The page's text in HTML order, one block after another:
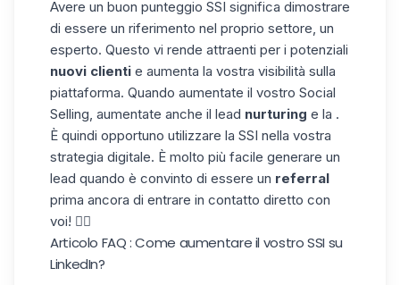
Avere un buon punteggio SSI significa dimostrare
di essere un riferimento nel proprio settore, un
esperto. Questo vi rende attraenti per i potenziali
nuovi clienti e aumenta la vostra visibilità sulla
piattaforma. Quando aumentate il vostro Social
Selling, aumentate anche il lead nurturing e la .
È quindi opportuno utilizzare la SSI nella vostra
strategia digitale. È molto più facile generare un
lead quando è convinto di essere un referral
prima ancora di entrare in contatto diretto con
voi! 👌🏻
Articolo FAQ : Come aumentare il vostro SSI su
LinkedIn?